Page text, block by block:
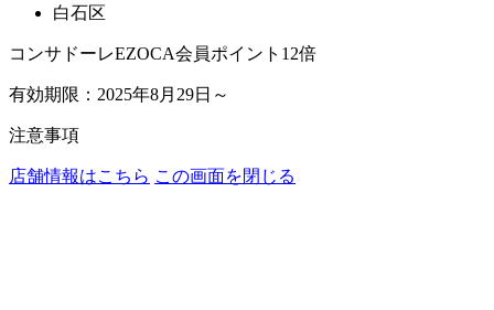
白石区
コンサドーレEZOCA会員ポイント12倍
有効期限：2025年8月29日～
注意事項
店舗情報はこちら この画面を閉じる